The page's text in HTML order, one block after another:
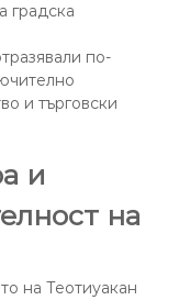
градска
по-
и търговски
и
на
на Теотиуакан